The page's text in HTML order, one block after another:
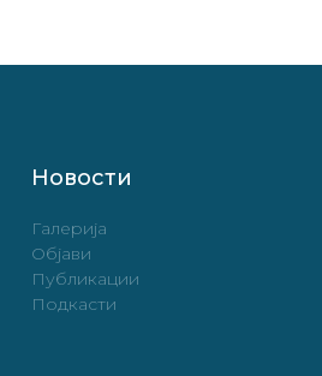
Новости
Галерија
Објави
Публикации
Подкасти